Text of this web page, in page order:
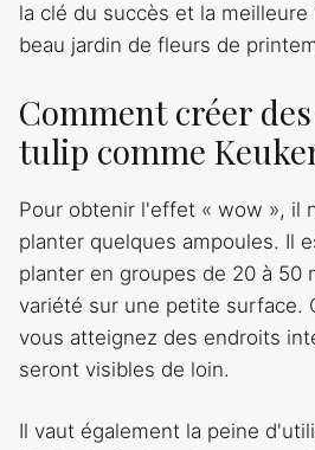
la clé du succès et la
beau jardin de fleurs de
Comment créer
tulip comme
Pour obtenir l'effet « wow », il
planter quelques ampoules. Il
planter en groupes de 20 à 50
variété sur une petite surface.
vous atteignez des endroits
seront visibles de loin.
Il vaut également la peine